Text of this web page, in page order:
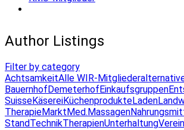
Author Listings
Filter by category
AchtsamkeitAlle WIR-Mitglieder
BauernhofDemeterhofEinkaufsgruppen
SuisseKäsereiKüchenprodukteLaden
TherapieMarktMed.Massagen
StandTechnikTherapienUnterhaltungVerein